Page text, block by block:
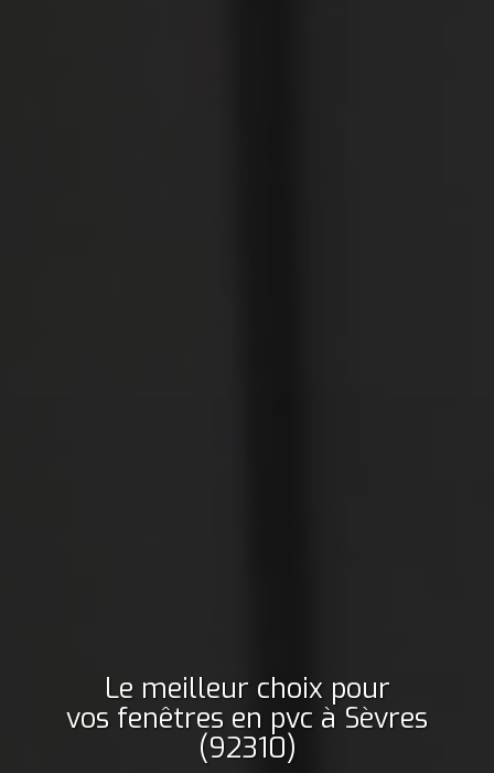
Le meilleur choix pour
vos fenêtres en pvc à Sèvres
(92310)